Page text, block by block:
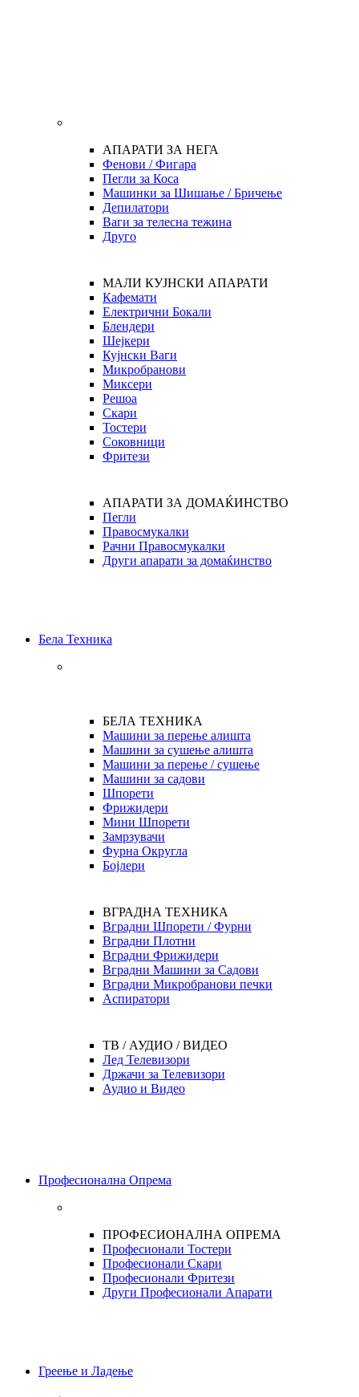
АПАРАТИ ЗА НЕГА
Фенови / Фигара
Пегли за Коса
Машинки за Шишање / Бричење
Депилатори
Ваги за телесна тежина
Друго
МАЛИ КУЈНСКИ АПАРАТИ
Кафемати
Електрични Бокали
Блендери
Шејкери
Кујнски Ваги
Микробранови
Миксери
Решоа
Скари
Тостери
Соковници
Фритези
АПАРАТИ ЗА ДОМАЌИНСТВО
Пегли
Правосмукалки
Рачни Правосмукалки
Други апарати за домаќинство
Бела Техника
БЕЛА ТЕХНИКА
Машини за перење алишта
Машини за сушење алишта
Машини за перење / сушење
Машини за садови
Шпорети
Фрижидери
Мини Шпорети
Замрзувачи
Фурна Округла
Бојлери
ВГРАДНА ТЕХНИКА
Вградни Шпорети / Фурни
Вградни Плотни
Вградни Фрижидери
Вградни Машини за Садови
Вградни Микробранови печки
Аспиратори
ТВ / АУДИО / ВИДЕО
Лед Телевизори
Држачи за Телевизори
Аудио и Видео
Професионална Опрема
ПРОФЕСИОНАЛНА ОПРЕМА
Професионали Тостери
Професионали Скари
Професионали Фритези
Други Професионали Апарати
Греење и Ладење